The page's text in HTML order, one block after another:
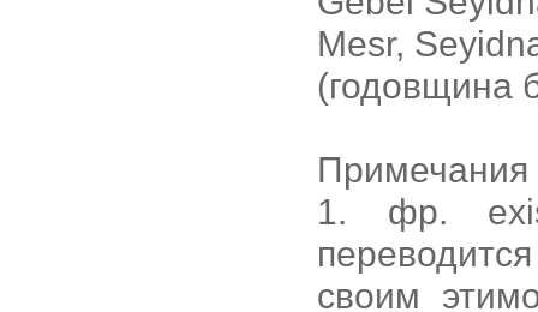
Mesr,
(годовщина
Примечания
1. фр.
своим